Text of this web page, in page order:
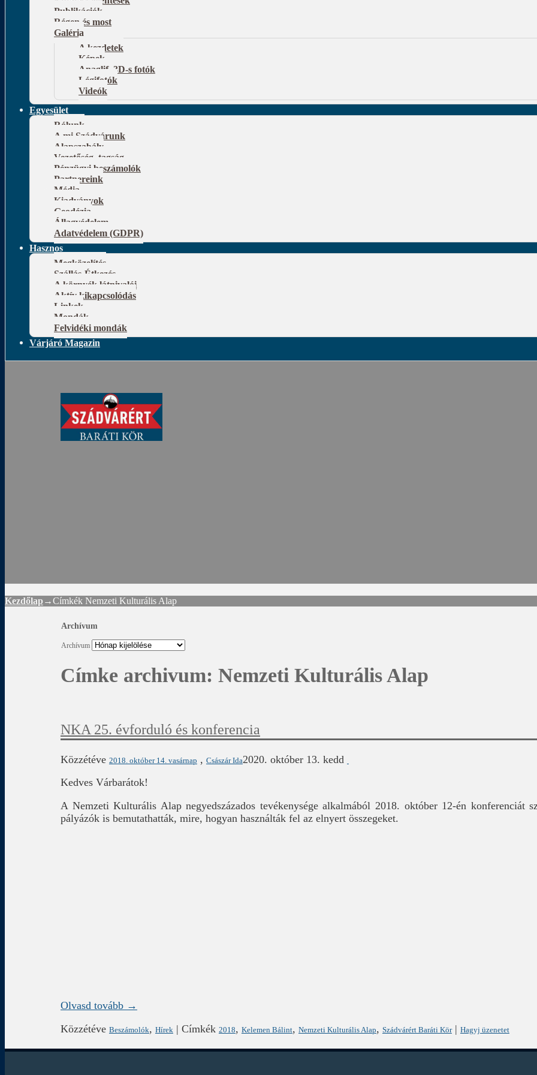
Publikációk
Régen és most
Galéria
A kezdetek
Képek
Anaglif, 3D-s fotók
Légifotók
Videók
Egyesület
Rólunk
A mi Szádvárunk
Alapszabály
Vezetőség, tagság
Pénzügyi beszámolók
Partnereink
Média
Kiadványok
Geodézia
Állagvédelem
Adatvédelem (GDPR)
Hasznos
Megközelítés
Szállás-Étkezés
A környék látnivalói
Aktív kikapcsolódás
Linkek
Mondák
Felvidéki mondák
Várjáró Magazin
Kezdőlap →Címkék Nemzeti Kulturális Alap
Archívum
Archívum
Címke archivum: Nemzeti Kulturális Alap
NKA 25. évforduló és konferencia
Közzétéve 2018. október 14. vasárnap , Császár Ida2020. október 13. kedd
Kedves Várbarátok!
A Nemzeti Kulturális Alap negyedszázados tevékenysége alkalmából 2018. október 12-én konferenciát
pályázók is bemutathatták, mire, hogyan használták fel az elnyert összegeket.
Olvasd tovább →
Közzétéve Beszámolók, Hírek | Címkék 2018, Kelemen Bálint, Nemzeti Kulturális Alap, Szádvárért Baráti Kör| Hagyj üzenetet